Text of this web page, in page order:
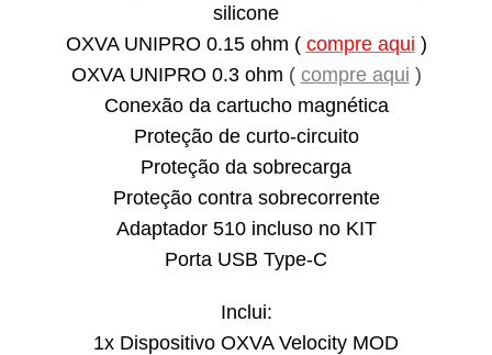
silicone
OXVA UNIPRO 0.15 ohm ( compre aqui )
OXVA UNIPRO 0.3 ohm ( compre aqui )
Conexão da cartucho magnética
Proteção de curto-circuito
Proteção da sobrecarga
Proteção contra sobrecorrente
Adaptador 510 incluso no KIT
Porta USB Type-C
Inclui:
1x Dispositivo OXVA Velocity MOD